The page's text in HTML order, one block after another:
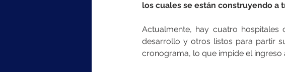
los cuales se están construyendo a
Actualmente, hay cuatro
desarrollo y otros listos para partir
cronograma, lo que impide el ingreso